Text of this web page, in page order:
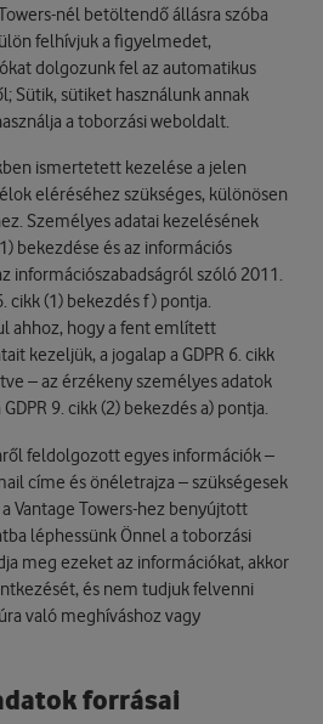
nél betöltendő állásra szóba
felhívjuk a figyelmedet,
dolgozunk fel az automatikus
Sütik, sütiket használunk annak
a toborzási weboldalt.
ismertetett kezelése a jelen
eléréséhez szükséges, különösen
Személyes adatai kezelésének
bekezdése és az információs
információszabadságról szóló 2011.
cikk (1) bekezdés f ) pontja.
ahhoz, hogy a fent említett
kezeljük, a jogalap a GDPR 6. cikk
– az érzékeny személyes adatok
9. cikk (2) bekezdés a) pontja.
feldolgozott egyes információk –
címe és önéletrajza – szükségesek
Vantage Towers-hez benyújtott
léphessünk Önnel a toborzási
meg ezeket az információkat, akkor
és nem tudjuk felvenni
való meghíváshoz vagy
forrásai